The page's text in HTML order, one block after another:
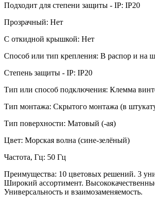
Подходит для степени защиты - IP: IP20
Прозрачный: Нет
С откидной крышкой: Нет
Способ или тип крепления: В распор и на
Степень защиты - IP: IP20
Тип или способ подключения: Клемма
Тип монтажа: Скрытого монтажа (в
Тип поверхности: Матовый (-ая)
Цвет: Морская волна (сине-зелёный)
Частота, Гц: 50 Гц
Преимущества: 10 цветовых решений. 3
Широкий ассортимент.
Универсальность и взаимозаменяемость.